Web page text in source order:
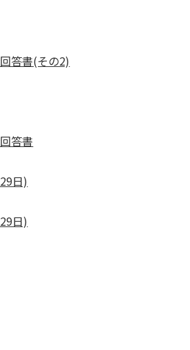
答書(その2)
答書
日)
日)